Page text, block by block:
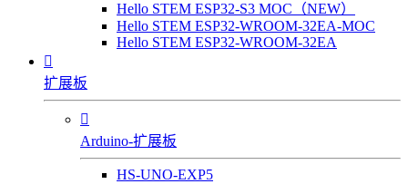
Hello STEM ESP32-S3 MOC（NEW）
Hello STEM ESP32-WROOM-32EA-MOC
Hello STEM ESP32-WROOM-32EA

扩展板

Arduino-扩展板
HS-UNO-EXP5